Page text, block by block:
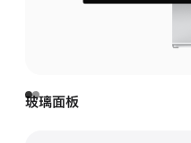
玻璃面板